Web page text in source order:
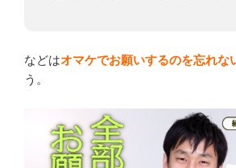
などはオマケでお願いするのを忘れな
う。